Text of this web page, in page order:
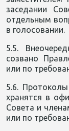
заседании
отдельным
в голосовании.
5.5.
созвано
или по
5.6.
хранятся в
Совета и
или по